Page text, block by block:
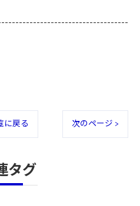
に戻る 次のページ >
タグ